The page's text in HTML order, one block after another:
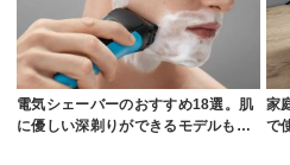
電気シェーバーのおすすめ18選。肌
に優しい深剃りができるモデルも…
家
で